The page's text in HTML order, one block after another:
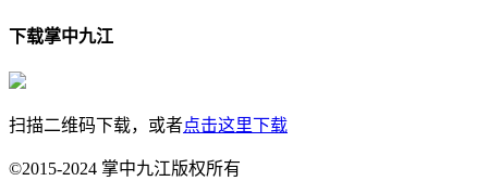
下载掌中九江
扫描二维码下载，或者点击这里下载
©2015-2024 掌中九江版权所有